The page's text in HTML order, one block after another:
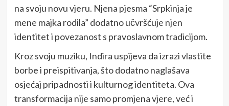
na svoju novu vjeru. Njena pjesma “Srpkinja je
mene majka rodila” dodatno učvršćuje njen
identitet i povezanost s pravoslavnom tradicijom.
Kroz svoju muziku, Indira uspijeva da izrazi vlastite
borbe i preispitivanja, što dodatno naglašava
osjećaj pripadnosti i kulturnog identiteta. Ova
transformacija nije samo promjena vjere, već i